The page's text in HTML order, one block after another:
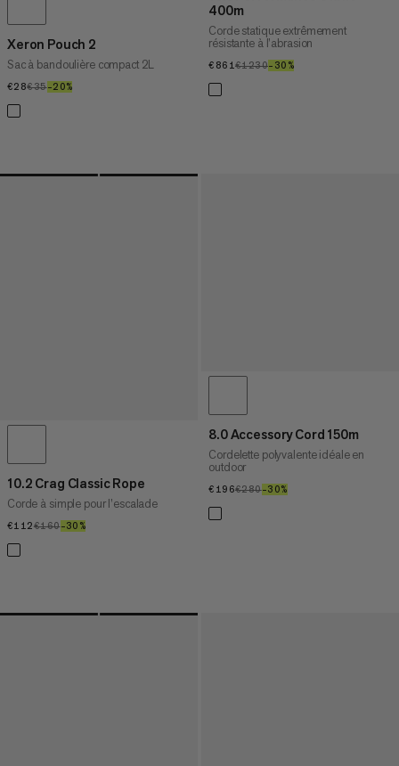
Xeron Pouch 2
Sac à bandoulière compact 2L
€28€28
€35€35
–20%
400m
Corde statique extrêmement
résistante à l’abrasion
€861€861
€1230€1230
–30%30%
10.2 Crag Classic Rope
Corde à simple pour l’escalade
€112€112
€160€160
–30%
8.0 Accessory Cord 150m
Cordelette polyvalente idéale en
outdoor
€196€196
€280€280
–30%